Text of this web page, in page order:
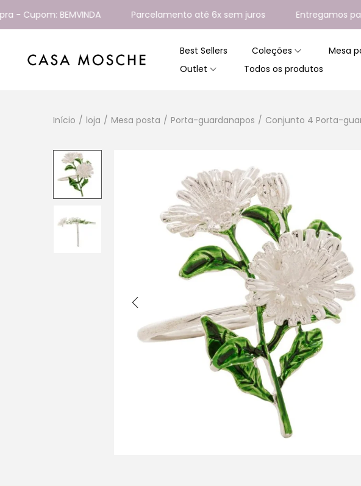
BEMVINDA Parcelamento até 6x sem juros Entregamos para
Best Sellers Coleções Mesa
Outlet
Todos os produtos
Início / loja / Mesa posta / Porta-guardanapos / Conjunto 4 Porta-